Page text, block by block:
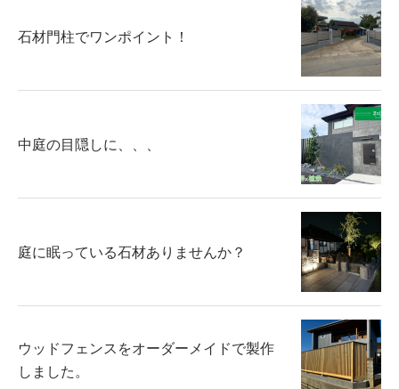
石材門柱でワンポイント！
中庭の目隠しに、、、
庭に眠っている石材ありませんか？
ウッドフェンスをオーダーメイドで製作
しました。